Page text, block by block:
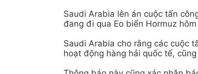
Saudi Arabia lên án cuộc tấn
đang đi qua Eo biển Hormuz
Saudi Arabia cho rằng các cuộc
hoạt động hàng hải quốc tế,